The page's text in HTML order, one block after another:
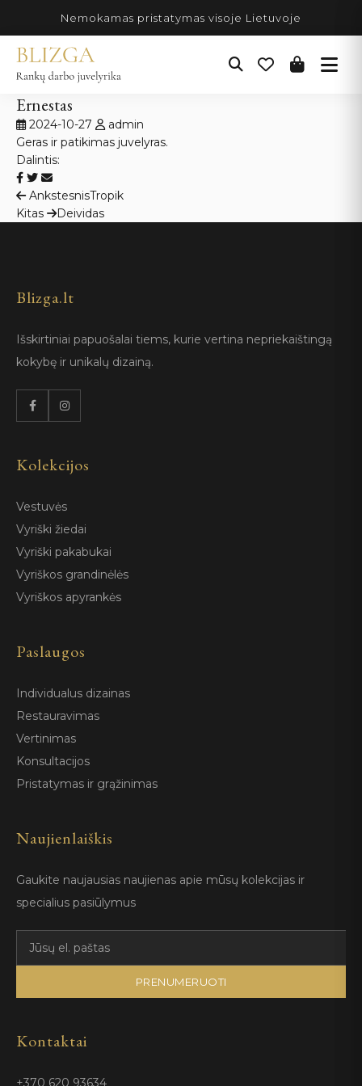
turinio
Nemokamas pristatymas visoje Lietuvoje
Ernestas
2024-10-27
admin
Geras ir patikimas juvelyras.
Dalintis:
Navigacija
tarp
AnkstesnisTropik
Kitas
Deividas
Blizga.lt
Išskirtiniai papuošalai tiems, kurie vertina nepriekaištingą
kokybę ir unikalų dizainą.
Kolekcijos
Vestuvės
Vyriški žiedai
Vyriški pakabukai
Vyriškos grandinėlės
Vyriškos apyrankės
Paslaugos
Individualus dizainas
Restauravimas
Vertinimas
Konsultacijos
Pristatymas ir grąžinimas
Naujienlaiškis
Gaukite naujausias naujienas apie mūsų kolekcijas ir
specialius pasiūlymus
PRENUMERUOTI
Kontaktai
+370 620 93634